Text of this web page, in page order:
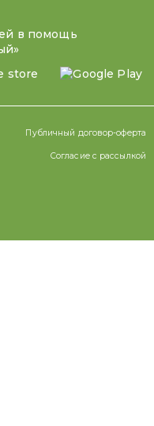
в помощь
Публичный договор-оферта
Согласие с рассылкой